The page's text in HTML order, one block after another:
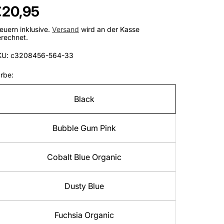
inklusive.Versand wird an der Kasse
c3208456-564-33
Black
Bubble Gum Pink
Cobalt Blue Organic
Dusty Blue
Fuchsia Organic